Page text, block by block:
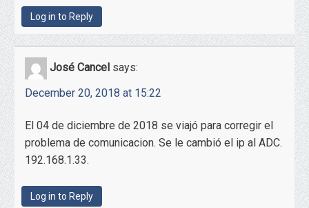
Log in to Reply
José Cancel says:
December 20, 2018 at 15:22
El 04 de diciembre de 2018 se viajó para corregir el
problema de comunicacion. Se le cambió el ip al ADC.
192.168.1.33.
Log in to Reply